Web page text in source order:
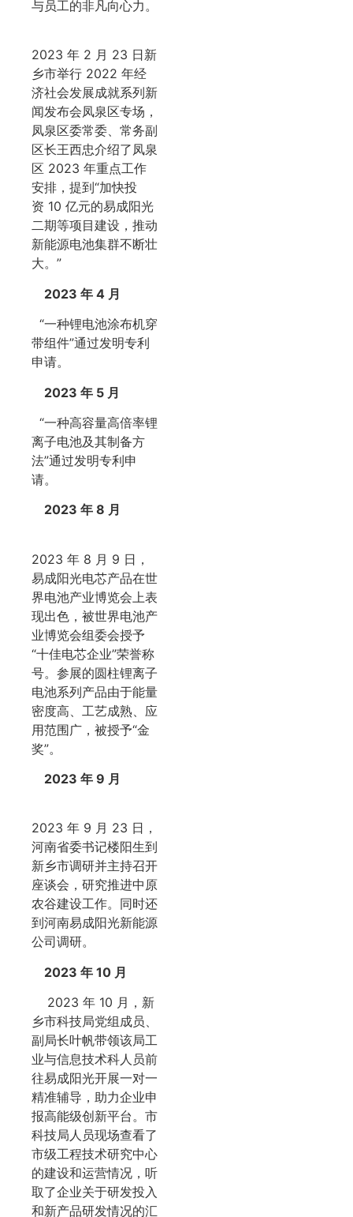
与员工的非凡向心力。
2023 年 2 月 23 日新
乡市举行 2022 年经
济社会发展成就系列新
闻发布会凤泉区专场，
凤泉区委常委、常务副
区长王西忠介绍了凤泉
区 2023 年重点工作
安排，提到“加快投
资 10 亿元的易成阳光
二期等项目建设，推动
新能源电池集群不断壮
大。”
2023 年 4 月
“一种锂电池涂布机穿
带组件”通过发明专利
申请。
2023 年 5 月
“一种高容量高倍率锂
离子电池及其制备方
法”通过发明专利申
请。
2023 年 8 月
2023 年 8 月 9 日，
易成阳光电芯产品在世
界电池产业博览会上表
现出色，被世界电池产
业博览会组委会授予
“十佳电芯企业”荣誉称
号。参展的圆柱锂离子
电池系列产品由于能量
密度高、工艺成熟、应
用范围广，被授予“金
奖”。
2023 年 9 月
2023 年 9 月 23 日，
河南省委书记楼阳生到
新乡市调研并主持召开
座谈会，研究推进中原
农谷建设工作。同时还
到河南易成阳光新能源
公司调研。
2023 年 10 月
2023 年 10 月，新
乡市科技局党组成员、
副局长叶帆带领该局工
业与信息技术科人员前
往易成阳光开展一对一
精准辅导，助力企业申
报高能级创新平台。市
科技局人员现场查看了
市级工程技术研究中心
的建设和运营情况，听
取了企业关于研发投入
和新产品研发情况的汇